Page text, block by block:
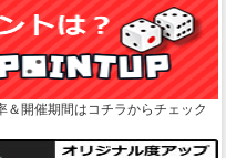
開催期間はコチラからチェック